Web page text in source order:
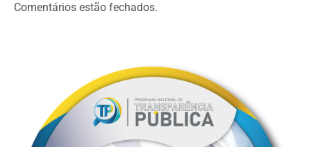
Comentários estão fechados.